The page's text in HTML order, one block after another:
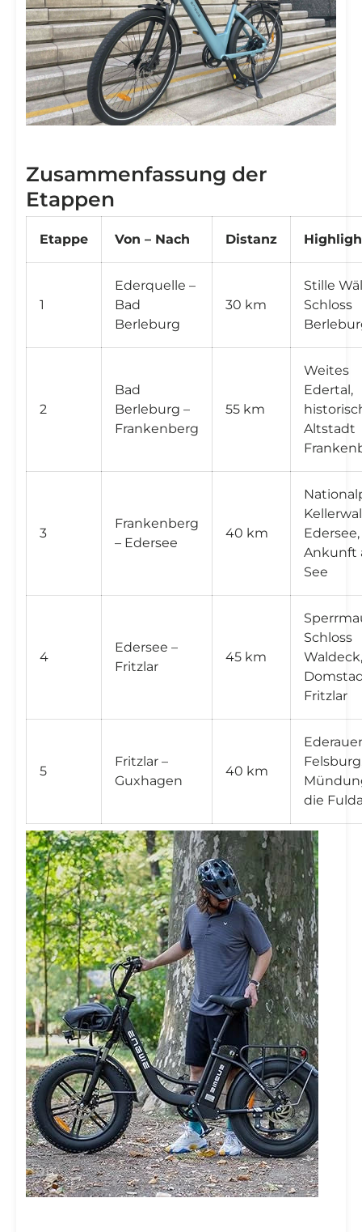
Zusammenfassung der
Etappen
Etappe Von – Nach Distanz
1
Ederquelle –
Bad
Berleburg
30 km
Stille
Schloss
2
Bad
Berleburg –
Frankenberg
55 km
Weites
Edertal,
Altstadt
3
Frankenberg
– Edersee
40 km
Edersee,
Ankunft
See
4
Edersee –
Fritzlar
45 km
Schloss
Waldeck,
Fritzlar
5
Fritzlar –
Guxhagen
40 km
die